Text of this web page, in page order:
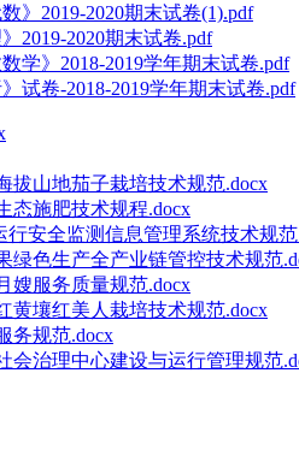
》2019-2020期末试卷(1).pdf
2019-2020期末试卷.pdf
学》2018-2019学年期末试卷.pdf
试卷-2018-2019学年期末试卷.pdf
拔山地茄子栽培技术规范.docx
态施肥技术规程.docx
行安全监测信息管理系统技术规
绿色生产全产业链管控技术规范
嫂服务质量规范.docx
黄壤红美人栽培技术规范.docx
务规范.docx
会治理中心建设与运行管理规范